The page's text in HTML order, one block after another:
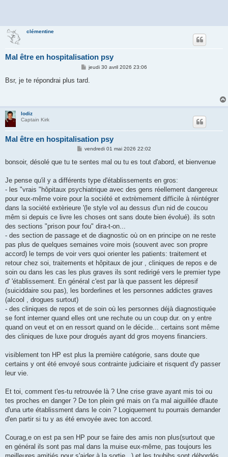
clémentine
Mal être en hospitalisation psy
M
s
jeudi 30 avril 2026 23:06
Bsr, je te répondrai plus tard.
lodiz
Captain Kirk
Mal être en hospitalisation psy
M
s
g
vendredi 01 mai 2026 22:02
bonsoir, désolé que tu te sentes mal ou tu es tout d'abord, et bienvenue
Je pense qu'il y a différents type d'établissements en gros:
- les "vrais "hôpitaux psychiatrique avec des gens réellement dangereux
pour eux-même voire pour la société et extrèmement difficile à réintégrer
dans la société extèrieure '(le style vol au dessus d'un nid de coucou
mêm si depuis ce livre les choses ont sans doute bien évolué). ils sotn
des sections "prison pour fou" dira-t-on...
- des section de passage et de diagnostic où on en principe on ne reste
pas plus de quelques semaines voire mois (souvent avec son propre
accord) le temps de voir vers quoi orienter les patients: traitement et
retour chez soi, traitements et hôpitaux de jour , cliniques de repos e de
soin ou dans les cas les plus graves ils sont redirigé vers le premier type
d' 'établissement. En général c'est par là que passent les dépresif
(suiciddaire sou pas), les borderlines et les personnes addictes graves
(alcool , drogues surtout)
- des cliniques de repos et de soin où les personnes déjà diagnostiquée
se font interner quand elles ont une rechute ou un coup dur. on y entre
quand on veut et on en ressort quand on le décide... certains sont même
des cliniques de luxe pour drogués ayant dd gros moyens financiers.
visiblement ton HP est plus la première catégorie, sans doute que
certains y ont été envoyé sous contrainte judiciaire et risquent d'y passer
leur vie.
Et toi, comment t'es-tu retrouvée là ? Une crise grave ayant mis toi ou
tes proches en danger ? De ton plein gré mais on t'a mal aiguillée dfaute
d'una urte établissment dans le coin ? Logiquement tu pourrais demander
d'en partir si tu y as été envoyée avec ton accord.
Courag,e on est pa sen HP pour se faire des amis non plus(surtout que
en général ils sont pas mal dans la muise eux-même, pas toujours les